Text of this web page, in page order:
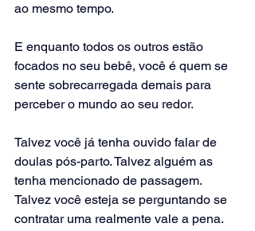
ao mesmo tempo.
E enquanto todos os outros estão
focados no seu bebê, você é quem se
sente sobrecarregada demais para
perceber o mundo ao seu redor.
Talvez você já tenha ouvido falar de
doulas pós-parto. Talvez alguém as
tenha mencionado de passagem.
Talvez você esteja se perguntando se
contratar uma realmente vale a pena.